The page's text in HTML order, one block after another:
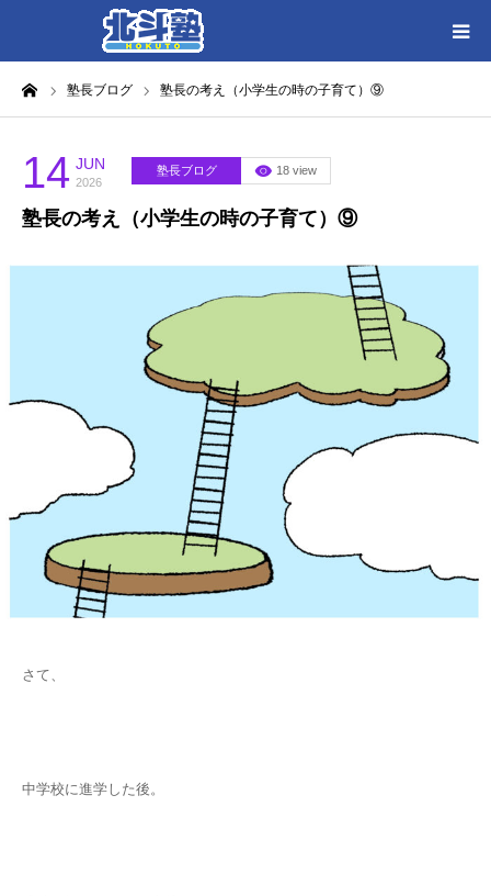
塾長ブログ 塾長の考え（小学生の時の子育て）⑨
14 JUN
2026
塾長ブログ 18 view
塾長の考え（小学生の時の子育て）⑨
さて、
中学校に進学した後。
HOME
各教室別に記事を見る
北斗塾／教室一覧